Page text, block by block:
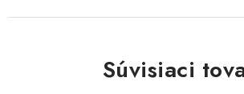
Súvisiaci